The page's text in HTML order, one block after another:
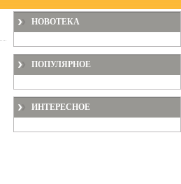
НОВОТЕКА
ПОПУЛЯРНОЕ
ИНТЕРЕСНОЕ